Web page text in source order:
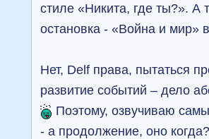
стиле «Никита, где ты?».
остановка - «Война и мир»
Нет, Delf права, пытаться
развитие событий – дело
Поэтому, озвучиваю
- а продолжение, оно